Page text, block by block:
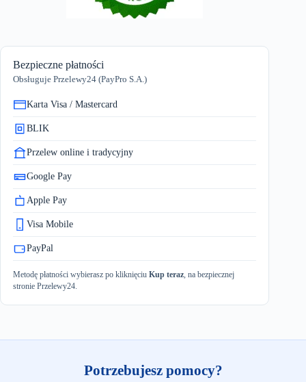
Bezpieczne płatności
Obsługuje Przelewy24 (PayPro S.A.)
Karta Visa / Mastercard
BLIK
Przelew online i tradycyjny
Google Pay
Apple Pay
Visa Mobile
PayPal
Metodę płatności wybierasz po kliknięciu Kup teraz, na bezpiecznej
stronie Przelewy24.
Potrzebujesz pomocy?